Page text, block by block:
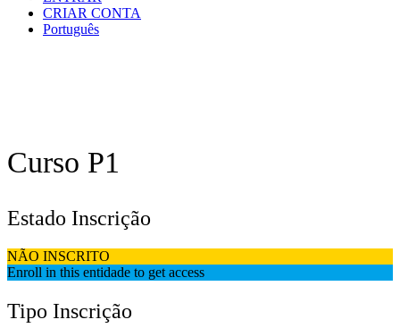
CRIAR CONTA
Português
Curso P1
Estado Inscrição
NÃO INSCRITO
Enroll in this entidade to get access
Tipo Inscrição